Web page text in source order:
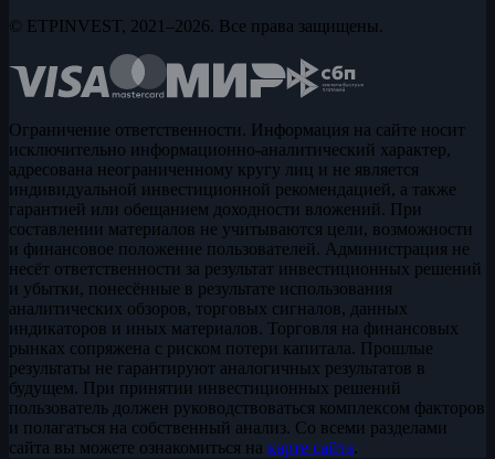
© ETPINVEST, 2021–2026. Все права защищены.
Ограничение ответственности. Информация на сайте носит
исключительно информационно-аналитический характер,
адресована неограниченному кругу лиц и не является
индивидуальной инвестиционной рекомендацией, а также
гарантией или обещанием доходности вложений. При
составлении материалов не учитываются цели, возможности
и финансовое положение пользователей. Администрация не
несёт ответственности за результат инвестиционных решений
и убытки, понесённые в результате использования
аналитических обзоров, торговых сигналов, данных
индикаторов и иных материалов. Торговля на финансовых
рынках сопряжена с риском потери капитала. Прошлые
результаты не гарантируют аналогичных результатов в
будущем. При принятии инвестиционных решений
пользователь должен руководствоваться комплексом факторов
и полагаться на собственный анализ. Со всеми разделами
сайта вы можете ознакомиться на карте сайта.